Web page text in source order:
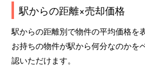
駅からの距離×売却価格
駅からの距離別で物件の平均価格を
お持ちの物件が駅から何分なのかを
認いただけます。